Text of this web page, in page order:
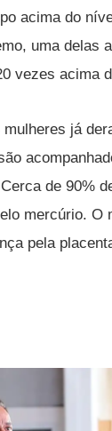
acima do
uma delas
vezes acima
já
de 90%
mercúrio. O
pela